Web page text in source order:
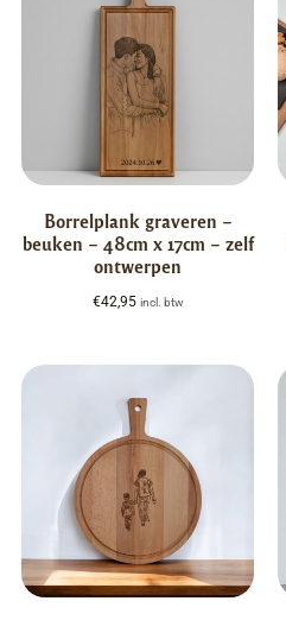
Borrelplank graveren –
beuken – 48cm x 17cm – zelf
ontwerpen
€42,95 incl. btw